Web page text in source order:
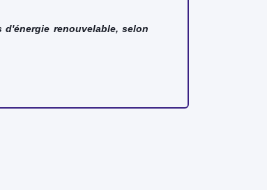
renouvelable, selon